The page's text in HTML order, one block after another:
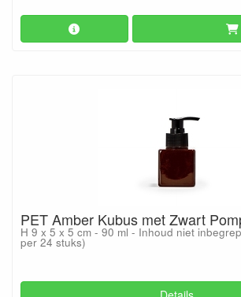
PET Amber Kubus met Zwart
H 9 x 5 x 5 cm - 90 ml - Inhoud niet
per 24 stuks)